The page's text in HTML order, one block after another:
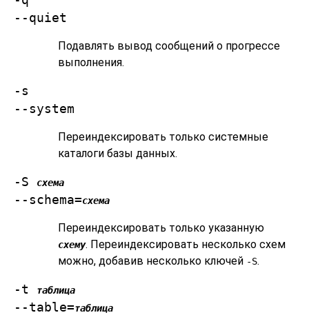
--quiet
Подавлять вывод сообщений о прогрессе
выполнения.
-s
--system
Переиндексировать только системные
каталоги базы данных.
-S схема
--schema=схема
Переиндексировать только указанную
схему. Переиндексировать несколько схем
можно, добавив несколько ключей -S.
-t таблица
--table=таблица